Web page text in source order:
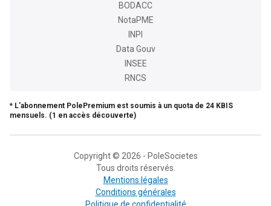
BODACC
NotaPME
INPI
Data Gouv
INSEE
RNCS
* L'abonnement PolePremium est soumis à un quota de 24 KBIS
mensuels. (1 en accès découverte)
Copyright © 2026 - PoleSocietes
Tous droits réservés.
Mentions légales
Conditions générales